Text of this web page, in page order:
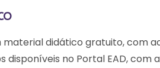
didático gratuito, com
disponíveis no Portal EAD, com